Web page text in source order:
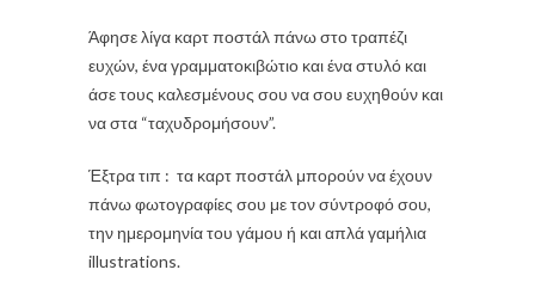
Άφησε λίγα καρτ ποστάλ πάνω στο τραπέζι
ευχών, ένα γραμματοκιβώτιο και ένα στυλό και
άσε τους καλεσμένους σου να σου ευχηθούν και
να στα “ταχυδρομήσουν”.
Έξτρα τιπ : τα καρτ ποστάλ μπορούν να έχουν
πάνω φωτογραφίες σου με τον σύντροφό σου,
την ημερομηνία του γάμου ή και απλά γαμήλια
illustrations.